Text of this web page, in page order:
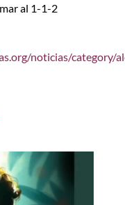
al 1-1-2
noticias/category/